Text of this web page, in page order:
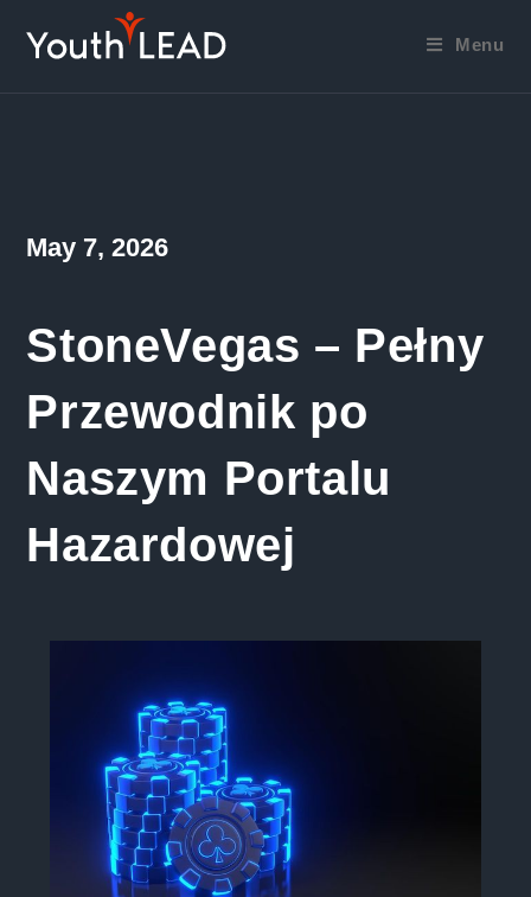
Menu
Post
published:
May 7, 2026
StoneVegas – Pełny
Przewodnik po
Naszym Portalu
Hazardowej